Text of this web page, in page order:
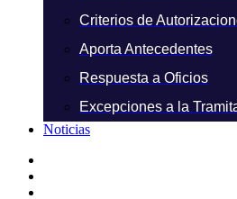
Criterios de
Aporta Antecedentes
Respuesta a Oficios
Excepciones a la
Noticias